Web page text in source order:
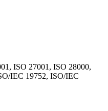
ISO 27001, ISO 28000,
IEC 19752, ISO/IEC